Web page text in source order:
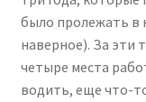
было пролежать в
наверное). За эти
четыре места
водить, еще что-